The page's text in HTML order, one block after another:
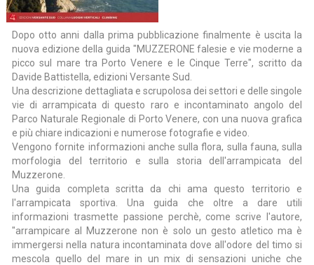
Dopo otto anni dalla prima pubblicazione finalmente è uscita la
nuova edizione della guida "MUZZERONE falesie e vie moderne a
picco sul mare tra Porto Venere e le Cinque Terre", scritto da
Davide Battistella, edizioni Versante Sud.
Una descrizione dettagliata e scrupolosa dei settori e delle singole
vie di arrampicata di questo raro e incontaminato angolo del
Parco Naturale Regionale di Porto Venere, con una nuova grafica
e più chiare indicazioni e numerose fotografie e video.
Vengono fornite informazioni anche sulla flora, sulla fauna, sulla
morfologia del territorio e sulla storia dell'arrampicata del
Muzzerone.
Una guida completa scritta da chi ama questo territorio e
l'arrampicata sportiva. Una guida che oltre a dare utili
informazioni trasmette passione perchè, come scrive l'autore,
"arrampicare al Muzzerone non è solo un gesto atletico ma è
immergersi nella natura incontaminata dove all'odore del timo si
mescola quello del mare in un mix di sensazioni uniche che